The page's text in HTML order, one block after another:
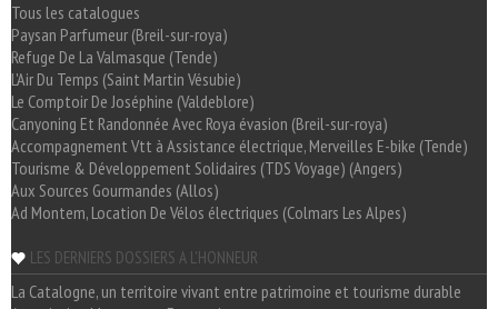
Tous les catalogues
Paysan Parfumeur (Breil-sur-roya)
Refuge De La Valmasque (Tende)
L'Air Du Temps (Saint Martin Vésubie)
Le Comptoir De Joséphine (Valdeblore)
Canyoning Et Randonnée Avec Roya évasion (Breil-sur-roya)
Accompagnement Vtt à Assistance électrique, Merveilles E-bike (Tende)
Tourisme & Développement Solidaires (TDS Voyage) (Angers)
Aux Sources Gourmandes (Allos)
Ad Montem, Location De Vélos électriques (Colmars Les Alpes)
LES DERNIERS DOSSIERS A L'HONNEUR
La Catalogne, un territoire vivant entre patrimoine et tourisme durable